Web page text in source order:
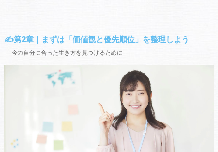
✍️第2章｜まずは「価値観と優先順位」を整理しよう
― 今の自分に合った生き方を見つけるために ―